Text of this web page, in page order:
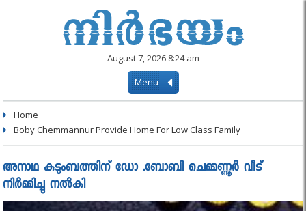
August 7, 2026 8:24 am
Menu
Home
Boby Chemmannur Provide Home For Low Class Family
അനാഥ കുടുംബത്തിന് ഡോ .ബോബി ചെമ്മണ്ണൂർ വീട്
നിർമ്മിച്ചു നൽകി